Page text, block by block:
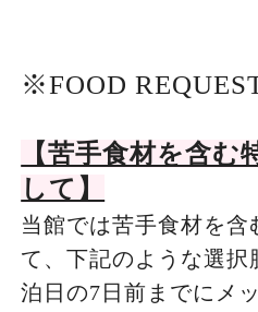
※FOOD
【苦手食材を含
して】
当館では苦手食材を
て、下記のような選
泊日の7日前までにメ